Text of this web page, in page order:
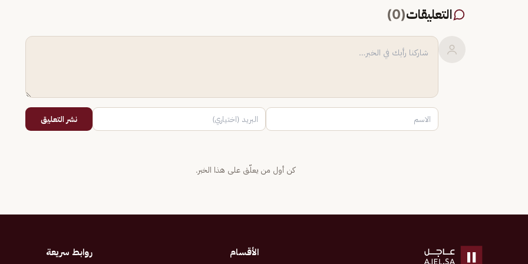
التعليقات(
0
)
نشر التعليق
كن أول من يعلّق على هذا الخبر.
الأقسام روابط سريعة